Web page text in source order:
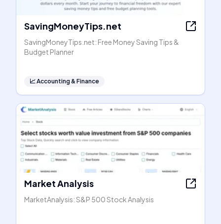
SavingMoneyTips.net
SavingMoneyTips.net: Free Money Saving Tips &
Budget Planner
📈Accounting & Finance
Market Analysis
MarketAnalysis: S&P 500 Stock Analysis